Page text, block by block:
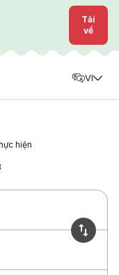
Tải
về
VI
hiện